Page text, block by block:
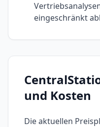
eingeschränkt
und Kosten
Die aktuellen